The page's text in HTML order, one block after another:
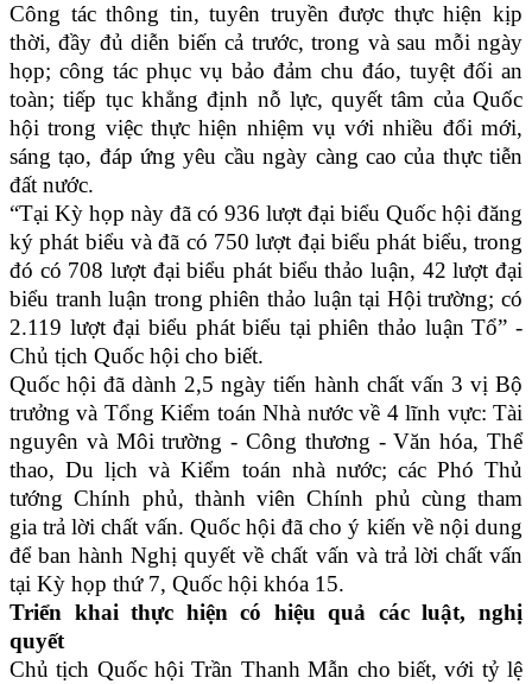
Công tác thông tin, tuyên truyền được thực hiện kịp
thời, đầy đủ diễn biến cả trước, trong và sau mỗi ngày
họp; công tác phục vụ bảo đảm chu đáo, tuyệt đối an
toàn; tiếp tục khẳng định nỗ lực, quyết tâm của Quốc
hội trong việc thực hiện nhiệm vụ với nhiều đổi mới,
sáng tạo, đáp ứng yêu cầu ngày càng cao của thực tiễn
đất nước.
“Tại Kỳ họp này đã có 936 lượt đại biểu Quốc hội đăng
ký phát biểu và đã có 750 lượt đại biểu phát biểu, trong
đó có 708 lượt đại biểu phát biểu thảo luận, 42 lượt đại
biểu tranh luận trong phiên thảo luận tại Hội trường; có
2.119 lượt đại biểu phát biểu tại phiên thảo luận Tổ” -
Chủ tịch Quốc hội cho biết.
Quốc hội đã dành 2,5 ngày tiến hành chất vấn 3 vị Bộ
trưởng và Tổng Kiểm toán Nhà nước về 4 lĩnh vực: Tài
nguyên và Môi trường - Công thương - Văn hóa, Thể
thao, Du lịch và Kiểm toán nhà nước; các Phó Thủ
tướng Chính phủ, thành viên Chính phủ cùng tham
gia trả lời chất vấn. Quốc hội đã cho ý kiến về nội dung
để ban hành Nghị quyết về chất vấn và trả lời chất vấn
tại Kỳ họp thứ 7, Quốc hội khóa 15.
Triển khai thực hiện có hiệu quả các luật, nghị
quyết
Chủ tịch Quốc hội Trần Thanh Mẫn cho biết, với tỷ lệ